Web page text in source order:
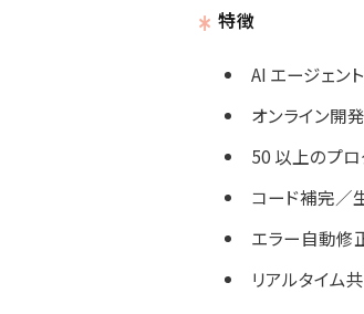
特徴
AI エージェン
オンライン開
50 以上のプ
コード補完／
エラー自動修
リアルタイム